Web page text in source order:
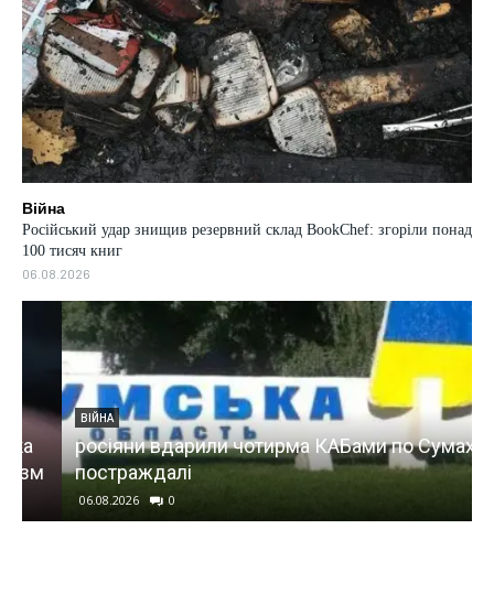
Війна
Російський удар знищив резервний склад BookChef: згоріли понад
100 тисяч книг
06.08.2026
ВІЙНА
росіяни вдарили чотирма КАБами по Сумах, є
постраждалі
06.08.2026 0